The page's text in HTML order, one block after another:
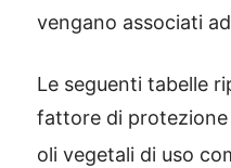
vengano associati
Le seguenti tabelle
fattore di protezione
oli vegetali di uso